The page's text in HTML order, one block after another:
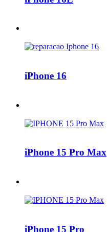
iPhone 16
iPhone 15 Pro Max
iPhone 15 Pro